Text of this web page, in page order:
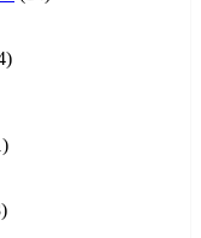
4
1
3